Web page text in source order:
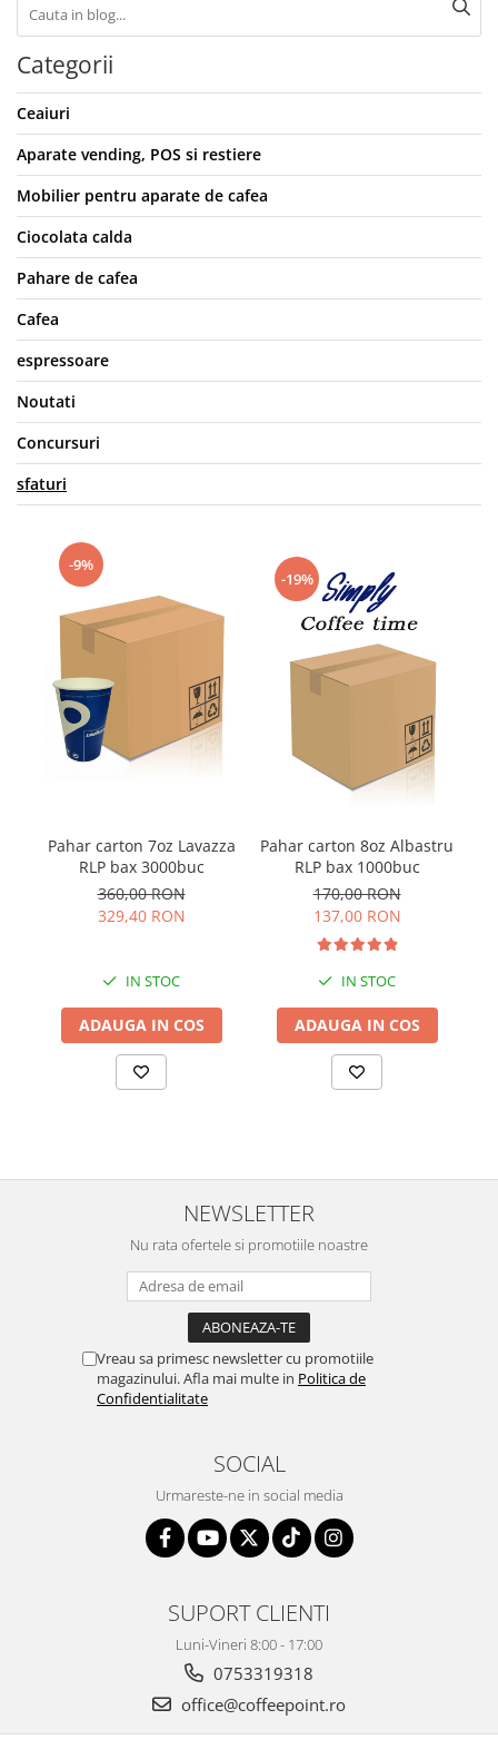
Categorii
Ceaiuri
Aparate vending, POS si restiere
Mobilier pentru aparate de cafea
Ciocolata calda
Pahare de cafea
Cafea
espressoare
Noutati
Concursuri
sfaturi
-9%
Pahar carton 7oz Lavazza
RLP bax 3000buc
360,00 RON
329,40 RON
IN STOC
ADAUGA IN COS
-19%
Pahar carton 8oz Albastru
RLP bax 1000buc
170,00 RON
137,00 RON
IN STOC
ADAUGA IN COS
NEWSLETTER
Nu rata ofertele si promotiile noastre
Vreau sa primesc newsletter cu promotiile
magazinului. Afla mai multe in Politica de
Confidentialitate
SOCIAL
Urmareste-ne in social media
SUPORT CLIENTI
Luni-Vineri 8:00 - 17:00
0753319318
office@coffeepoint.ro